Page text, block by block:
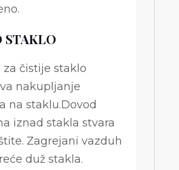
STAKLO
za čistije staklo
nakupljanje
na staklu.Dovod
iznad stakla stvara
Zagrejani vazduh
duž stakla.